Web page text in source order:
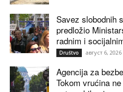
Savez slobodnih
predložio
radnim i
Društvo август 6, 2026
Agencija za
Tokom vrućina